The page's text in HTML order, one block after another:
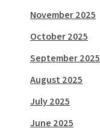
November 2025
October 2025
September 2025
August 2025
July 2025
June 2025